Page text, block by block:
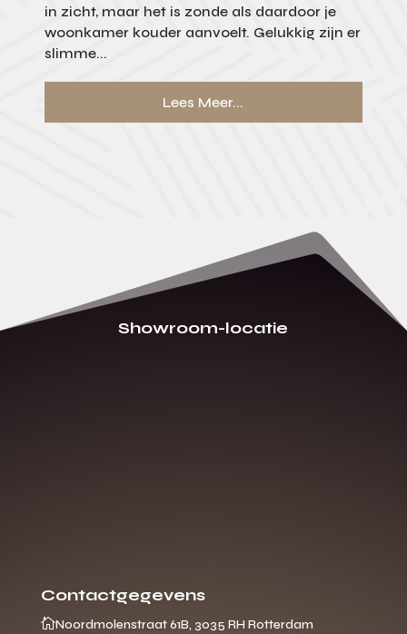
in zicht, maar het is zonde als daardoor je
woonkamer kouder aanvoelt. Gelukkig zijn er
slimme...
Lees Meer...
Showroom-locatie
Contactgegevens
Noordmolenstraat 61B, 3035 RH Rotterdam